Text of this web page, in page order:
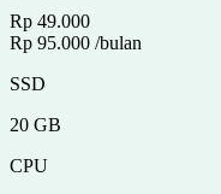
Rp 49.000
Rp 95.000 /bulan
SSD
20 GB
CPU